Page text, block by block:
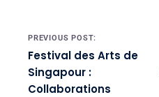
Post navigation
PREVIOUS POST:
Festival des Arts de
Singapour :
Collaborations